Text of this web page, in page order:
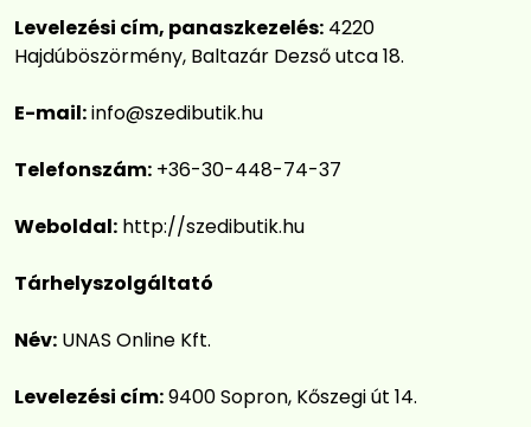
Levelezési cím, panaszkezelés: 4220
Hajdúböszörmény, Baltazár Dezső utca 18.
E-mail:info@szedibutik.hu
Telefonszám: +36-30-448-74-37
Weboldal: http://szedibutik.hu
Tárhelyszolgáltató
Név: UNAS Online Kft.
Levelezési cím:9400 Sopron, Kőszegi út 14.